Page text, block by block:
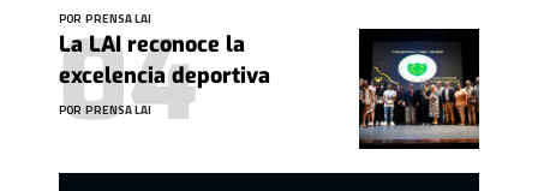
POR PRENSA LAI
La LAI reconoce la
excelencia deportiva
POR PRENSA LAI